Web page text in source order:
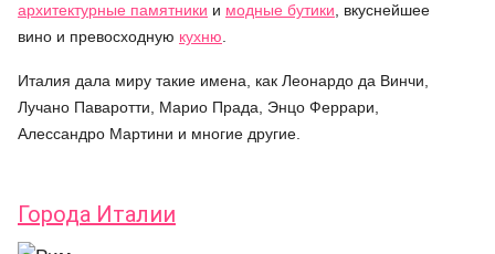
архитектурные памятники и модные бутики , вкуснейшее
вино и превосходную кухню
Италия дала миру такие имена, как Леонардо да Винчи,
Лучано Паваротти, Марио Прада, Энцо Феррари,
Алессандро Мартини и многие другие.
Города Италии